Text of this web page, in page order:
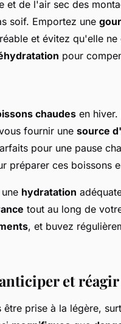
et de l'air sec des
soif. Emportez une
et évitez qu'elle ne
pour
chaudes en hiver.
fournir une source
pour une pause
préparer ces boissons
hydratation
tout au long de
, et buvez
et
prise à la légère,